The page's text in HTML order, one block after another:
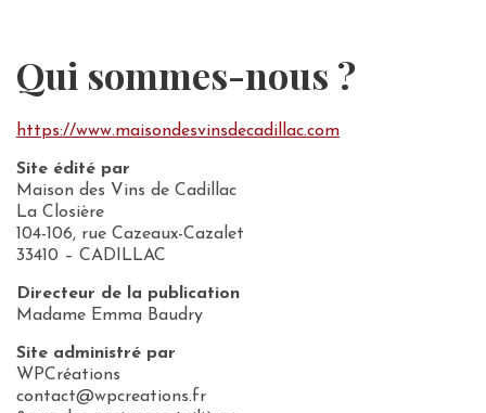
Qui sommes-nous ?
https://www.maisondesvinsdecadillac.com
Site édité par
Maison des Vins de Cadillac
La Closière
104-106, rue Cazeaux-Cazalet
33410 – CADILLAC
Directeur de la publication
Madame Emma Baudry
Site administré par
WPCréations
contact@wpcreations.fr